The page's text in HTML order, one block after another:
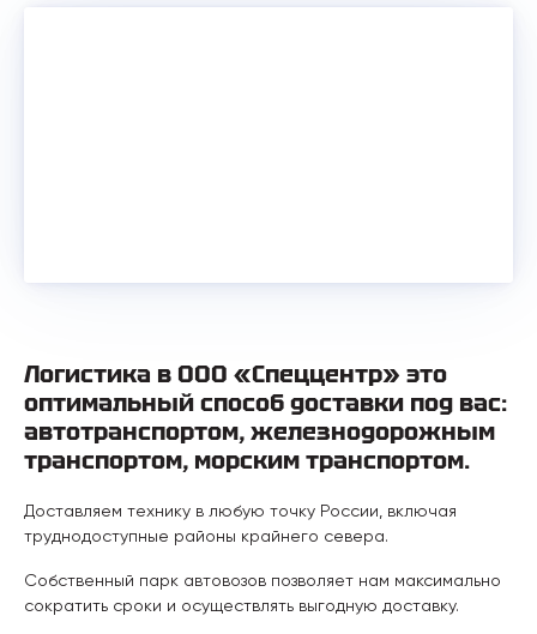
Логистика в ООО «Спеццентр» это
оптимальный способ доставки под вас:
автотранспортом, железнодорожным
транспортом, морским транспортом.
Доставляем технику в любую точку России, включая
труднодоступные районы крайнего севера.
Собственный парк автовозов позволяет нам максимально
сократить сроки и осуществлять выгодную доставку.